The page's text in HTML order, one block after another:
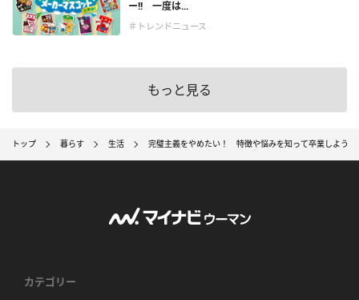
ー!! 一度は...
＃トレンドニュース
もっと見る
トップ 暮らす 生活 完璧主義をやめたい！ 特徴や悩みを知って卒業しよう
カテゴリー